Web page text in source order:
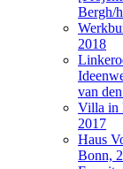
Bergh/
2018
van
Villa in
2017
Haus
Bonn,